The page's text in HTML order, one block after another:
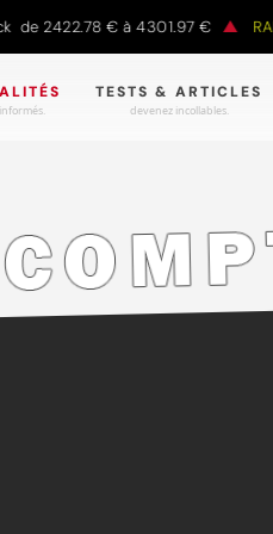
€ à 4301.97 €
TESTS & ARTICLES
devenez incollables.